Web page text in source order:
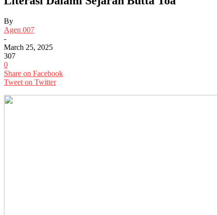
By
Agen 007
-
March 25, 2025
307
0
Share on Facebook
Tweet on Twitter